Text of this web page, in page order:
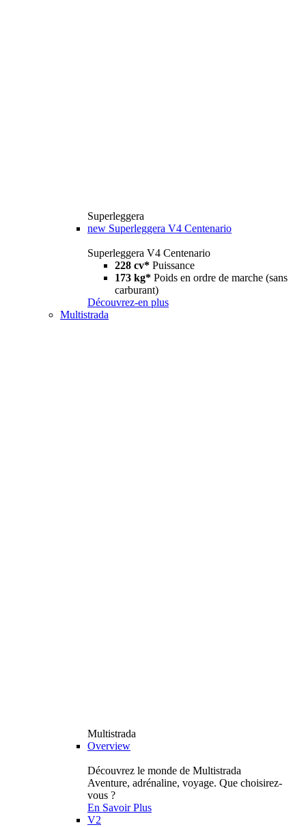
Superleggera
new Superleggera V4 Centenario
Superleggera V4 Centenario
228 cv* Puissance
173 kg* Poids en ordre de marche (sans
carburant)
Découvrez-en plus
Multistrada
Multistrada
Overview
Découvrez le monde de Multistrada
Aventure, adrénaline, voyage. Que choisirez-
vous ?
En Savoir Plus
V2